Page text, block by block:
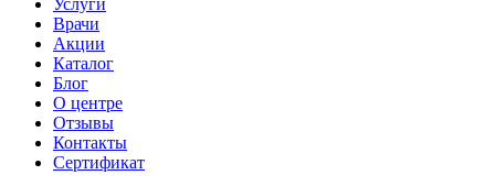
Услуги
Врачи
Акции
Каталог
Блог
О центре
Отзывы
Контакты
Сертификат